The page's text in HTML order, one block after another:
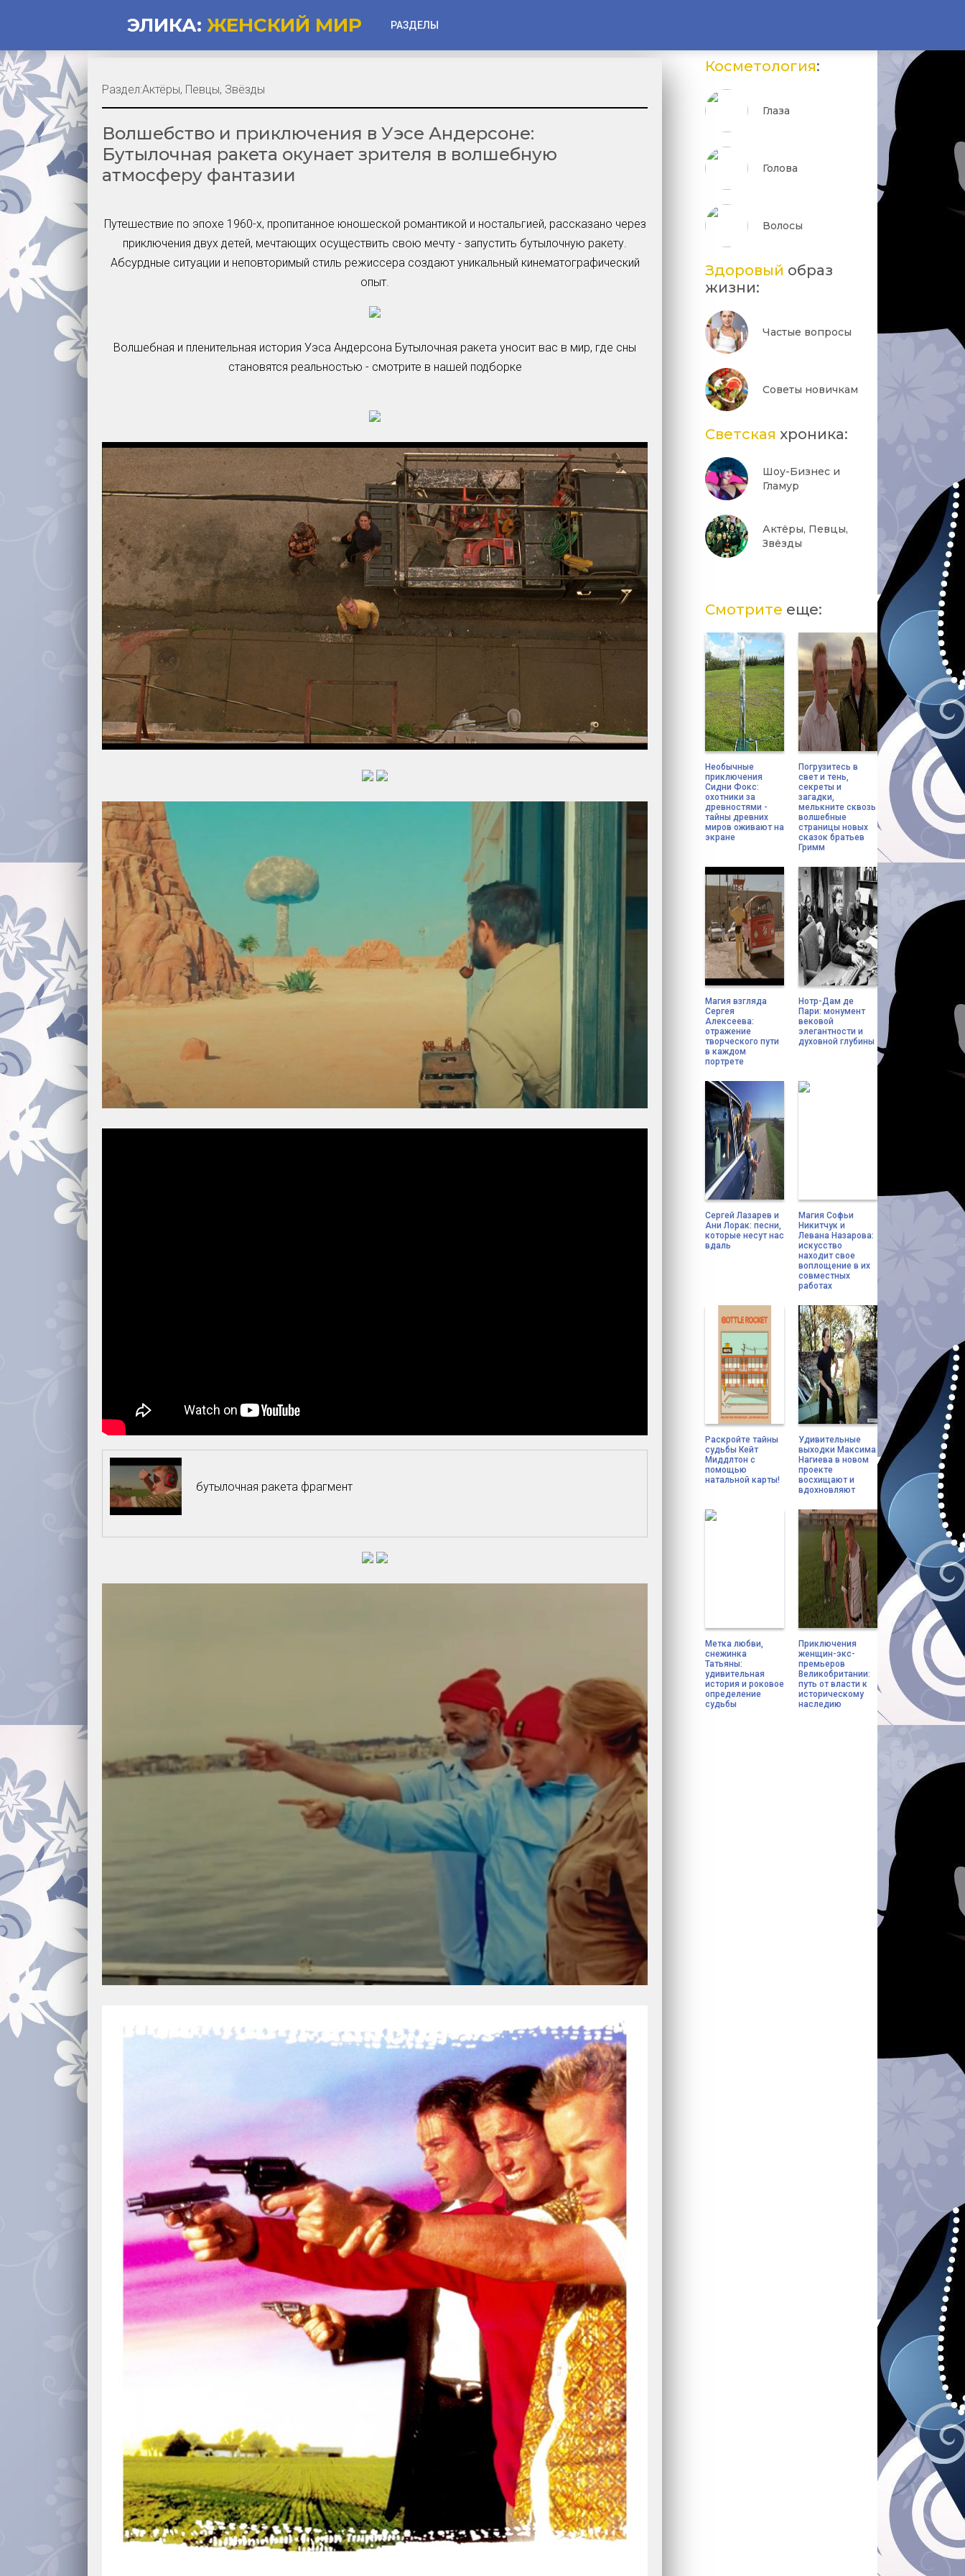
ЭЛИКА: ЖЕНСКИЙ МИР РАЗДЕЛЫ
Губы
Лицо
Советы новичкам
Шоу-Бизнес и Гламур
Умная уборка
Волшебство и приключения в Уэсе Андерсоне:
Бутылочная ракета окунает зрителя в волшебную
атмосферу фантазии
Путешествие по эпохе 1960-х, пропитанное юношеской романтикой и ностальгией, рассказано через
приключения двух детей, мечтающих осуществить свою мечту - запустить бутылочную ракету.
Абсурдные ситуации и неповторимый стиль режиссера создают уникальный кинематографический
опыт.
Волшебная и пленительная история Уэса Андерсона Бутылочная ракета уносит вас в мир, где сны
становятся реальностью - смотрите в нашей подборке
бутылочная ракета фрагмент
Раздел:Актёры, Певцы, Звёзды
Косметология:
Глаза
Голова
Волосы
Здоровый образ
жизни:
Частые вопросы
Советы новичкам
Светская хроника:
Шоу-Бизнес и
Гламур
Актёры, Певцы,
Звёзды
Смотрите еще:
Необычные
приключения
Сидни Фокс:
охотники за
древностями -
тайны древних
миров оживают на
экране
Погрузитесь в
свет и тень,
секреты и
загадки,
мелькните сквозь
волшебные
страницы новых
сказок братьев
Гримм
Магия взгляда
Сергея
Алексеева:
отражение
творческого пути
в каждом
портрете
Нотр-Дам де
Пари: монумент
вековой
элегантности и
духовной глубины
Сергей Лазарев и
Ани Лорак: песни,
которые несут нас
вдаль
Магия Софьи
Никитчук и
Левана Назарова:
искусство
находит свое
воплощение в их
совместных
работах
Раскройте тайны
судьбы Кейт
Миддлтон с
помощью
натальной карты!
Удивительные
выходки Максима
Нагиева в новом
проекте
восхищают и
вдохновляют
Метка любви,
снежинка
Татьяны:
удивительная
история и роковое
определение
судьбы
Приключения
женщин-экс-
премьеров
Великобритании:
путь от власти к
историческому
наследию